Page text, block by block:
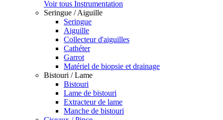
Voir tous Instrumentation
Seringue / Aiguille
Seringue
Aiguille
Collecteur d'aiguilles
Cathéter
Garrot
Matériel de biopsie et drainage
Bistouri / Lame
Bistouri
Lame de bistouri
Extracteur de lame
Manche de bistouri